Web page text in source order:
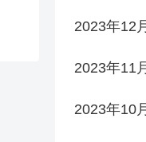
2023年12
2023年11
2023年10